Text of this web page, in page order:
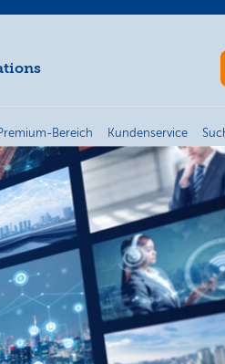
Bereich Kundenservice